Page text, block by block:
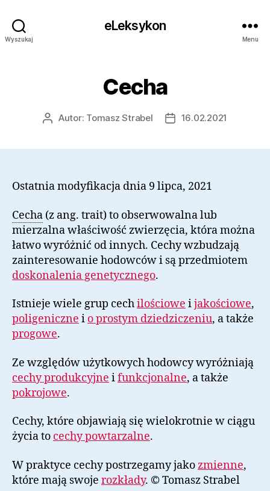
Wyszukaj
eLeksykon
Menu
Cecha
AutorAutor: Tomasz Strabel
Data16.02.2021
Ostatnia modyfikacja dnia 9 lipca, 2021
Cecha (z ang. trait) to obserwowalna lub
mierzalna właściwość zwierzęcia, która można
łatwo wyróżnić od innych. Cechy wzbudzają
zainteresowanie hodowców i są przedmiotem
doskonalenia genetycznego.
Istnieje wiele grup cechilościowe ijakościowe,
poligeniczne i o prostym dziedziczeniu, a także
progowe.
Ze względów użytkowych hodowcy wyróżniają
cechy produkcyjne ifunkcjonalne, a także
pokrojowe.
Cechy, które objawiają się wielokrotnie w ciągu
życia to cechy powtarzalne.
W praktyce cechy postrzegamy jakozmienne,
które mają swoje rozkłady. © Tomasz Strabel